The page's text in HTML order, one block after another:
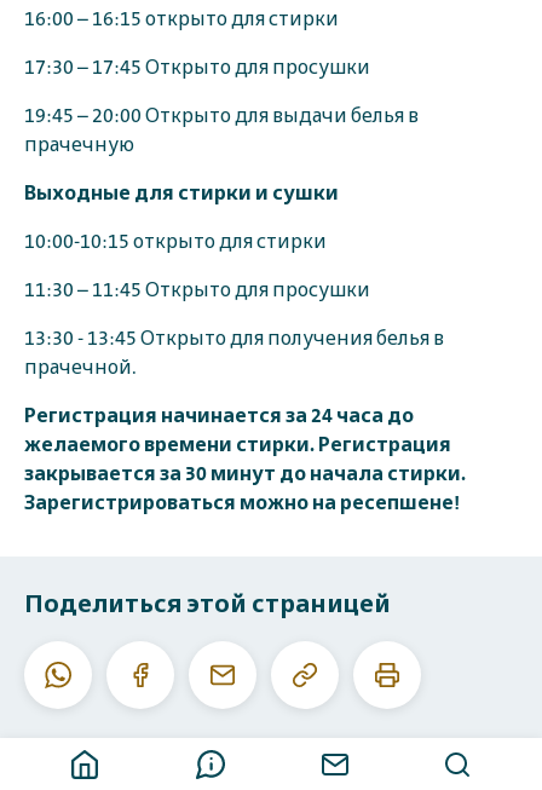
16:00 – 16:15 открыто для стирки
17:30 – 17:45 Открыто для просушки
19:45 – 20:00 Открыто для выдачи белья в
прачечную
Выходные для стирки и сушки
10:00-10:15 открыто для стирки
11:30 – 11:45 Открыто для просушки
13:30 - 13:45 Открыто для получения белья в
прачечной.
Регистрация начинается за 24 часа до
желаемого времени стирки. Регистрация
закрывается за 30 минут до начала стирки.
Зарегистрироваться можно на ресепшене!
Поделиться этой страницей
WhatsappFacebookE-
Скопировать
данный
Печатать
эту